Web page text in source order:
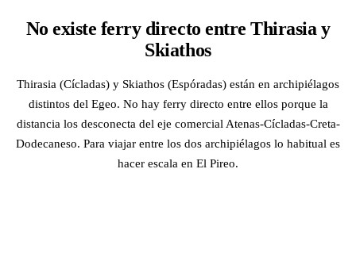
No existe ferry directo entre Thirasia y
Skiathos
Thirasia (Cícladas) y Skiathos (Espóradas) están en archipiélagos
distintos del Egeo. No hay ferry directo entre ellos porque la
distancia los desconecta del eje comercial Atenas-Cícladas-Creta-
Dodecaneso. Para viajar entre los dos archipiélagos lo habitual es
hacer escala en El Pireo.